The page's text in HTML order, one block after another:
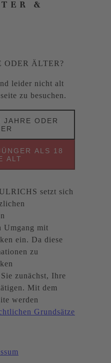
&
ODER ÄLTER?
leider nicht alt
zu besuchen.
ODER
ALS 18
ALT
setzt sich
Umgang mit
ein. Da diese
zu
zunächst, Ihre
Mit dem
werden
Grundsätze